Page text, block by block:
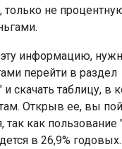
только не
информацию,
перейти в раздел
скачать таблицу, в
Открыв ее, вы
так как
в 26,9%